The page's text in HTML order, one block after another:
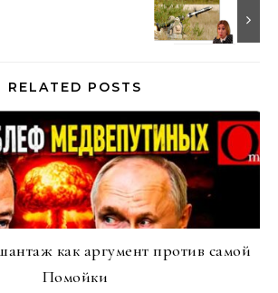
RELATED POSTS
как аргумент против самой
Помойки